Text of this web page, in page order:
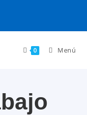
0 Menú